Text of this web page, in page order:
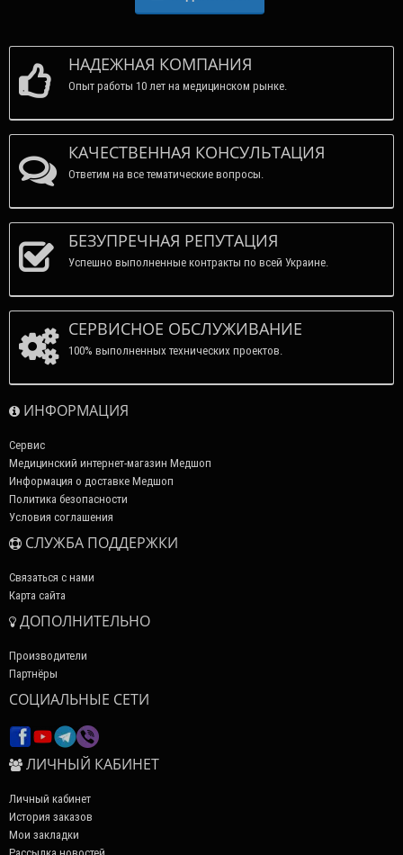
НАДЕЖНАЯ КОМПАНИЯ
Опыт работы 10 лет на медицинском рынке.
КАЧЕСТВЕННАЯ КОНСУЛЬТАЦИЯ
Ответим на все тематические вопросы.
БЕЗУПРЕЧНАЯ РЕПУТАЦИЯ
Успешно выполненные контракты по всей Украине.
СЕРВИСНОЕ ОБСЛУЖИВАНИЕ
100% выполненных технических проектов.
ИНФОРМАЦИЯ
Сервис
Медицинский интернет-магазин Медшоп
Информация о доставке Медшоп
Политика безопасности
Условия соглашения
СЛУЖБА ПОДДЕРЖКИ
Связаться с нами
Карта сайта
ДОПОЛНИТЕЛЬНО
Производители
Партнёры
СОЦИАЛЬНЫЕ СЕТИ
ЛИЧНЫЙ КАБИНЕТ
Личный кабинет
История заказов
Мои закладки